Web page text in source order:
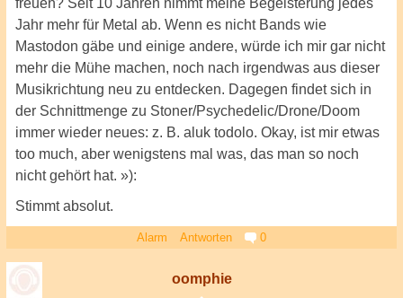
freuen? Seit 10 Jahren nimmt meine Begeisterung jedes
Jahr mehr für Metal ab. Wenn es nicht Bands wie
Mastodon gäbe und einige andere, würde ich mir gar nicht
mehr die Mühe machen, noch nach irgendwas aus dieser
Musikrichtung neu zu entdecken. Dagegen findet sich in
der Schnittmenge zu Stoner/Psychedelic/Drone/Doom
immer wieder neues: z. B. aluk todolo. Okay, ist mir etwas
too much, aber wenigstens mal was, das man so noch
nicht gehört hat. »):
Stimmt absolut.
Alarm Antworten 0
oomphie